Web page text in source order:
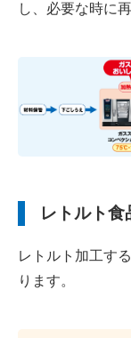
し、必要な時に
レトルト食
レトルト加工す
ります。